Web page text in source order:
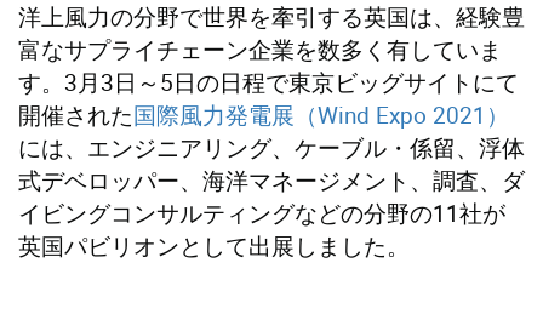
洋上風力の分野で世界を牽引する英国は、 経験豊
富なサプライチェーン企業を数多く有していま
す。3月3日～5日の日程で東京ビッグサイトにて
開催された国際風力発電展（Wind Expo 2021）
には、エンジニアリング、ケーブル・係留、 浮体
式デベロッパー、海洋マネージメント、調査、 ダ
イビングコンサルティングなどの分野の11社が
英国パビリオンとして出展しました。